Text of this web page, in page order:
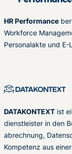
HR Performance
Workforce
Personalakte und E-
DATAKONTEXT ist
dienstleister in den
abrechnung,
Kompetenz aus